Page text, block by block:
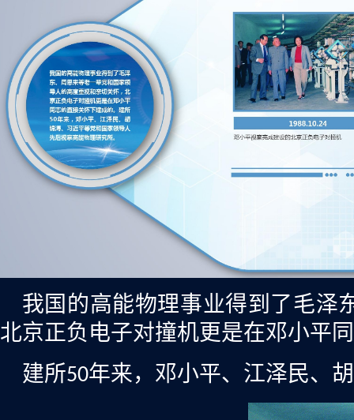
我国的高能物理事业得到了毛泽
北京正负电子对撞机更是在邓小平
建所50年来，邓小平、江泽民、